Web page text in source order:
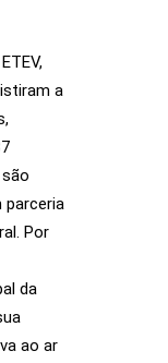
a
parceria
Por
da
ao ar